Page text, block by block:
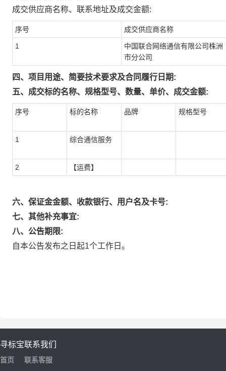
成交供应商名称、联系地址及成交金额:
序号 成交供应商名称
1
中国联合网络通信有限公司株洲
市分公司
四、项目用途、简要技术要求及合同履行日期:
五、成交标的名称、规格型号、数量、单价、成交金额:
序号 标的名称 品牌 规格型号
1 综合通信服务
2 【运费】
六、保证金金额、收款银行、用户名及卡号:
七、其他补充事宜:
八、公告期限:
自本公告发布之日起1个工作日。
寻标宝
首页
联系我们
联系客服